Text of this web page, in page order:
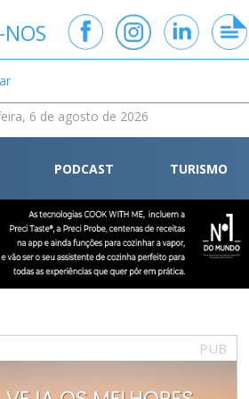
6 de agosto de 2026
PODCAST TURISMO
PUB